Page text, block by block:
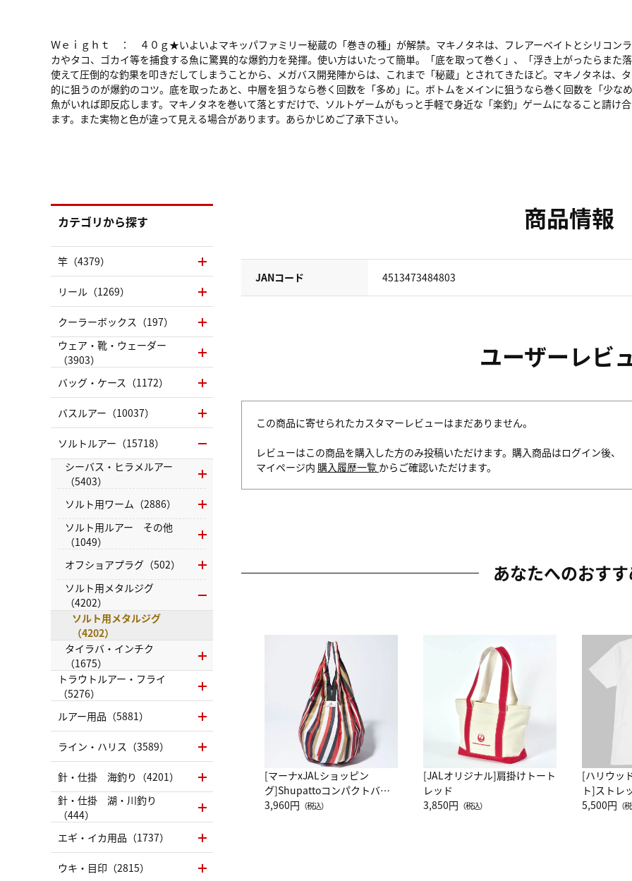
Ｗｅｉｇｈｔ ： ４０ｇ★いよいよマキッパファミリー秘蔵の「巻きの種」が解禁。マキノタネは、フレアーベイトとシリコン
カやタコ、ゴカイ等を捕食する魚に驚異的な爆釣力を発揮。使い方はいたって簡単。「底を取って巻く」、「浮き上がったらまた
使えて圧倒的な釣果を叩きだしてしまうことから、メガバス開発陣からは、これまで「秘蔵」とされてきたほど。マキノタネは、
的に狙うのが爆釣のコツ。底を取ったあと、中層を狙うなら巻く回数を「多め」に。ボトムをメインに狙うなら巻く回数を「少な
魚がいれば即反応します。マキノタネを巻いて落とすだけで、ソルトゲームがもっと手軽で身近な「楽釣」ゲームになること請
ます。また実物と色が違って見える場合があります。あらかじめご了承下さい。
商品情報
JANコード 4513473484803
ユーザーレビ
この商品に寄せられたカスタマーレビューはまだありません。
レビューはこの商品を購入した方のみ投稿いただけます。購入商品はログイン後、
マイページ内 購入履歴一覧 からご確認いただけます。
あなたへのおす
[マーナxJALショッピン
グ]Shupattoコンパクトバッ
グ Drop JAL客室乗務員
3,960円 （税込）
[JALオリジナル]肩掛けトート
レッド
3,850円 （税込）
[ハリウッ
ト]ストレ
ーネック
5,500円 （
カテゴリから探す
竿（4379）
リール（1269）
クーラーボックス（197）
ウェア・靴・ウェーダー
（3903）
バッグ・ケース（1172）
バスルアー（10037）
ソルトルアー（15718）
シーバス・ヒラメルアー
（5403）
ソルト用ワーム（2886）
ソルト用ルアー その他
（1049）
オフショアプラグ（502）
ソルト用メタルジグ
（4202）
ソルト用メタルジグ
（4202）
タイラバ・インチク
（1675）
トラウトルアー・フライ
（5276）
ルアー用品（5881）
ライン・ハリス（3589）
針・仕掛 海釣り（4201）
針・仕掛 湖・川釣り
（444）
エギ・イカ用品（1737）
ウキ・目印（2815）